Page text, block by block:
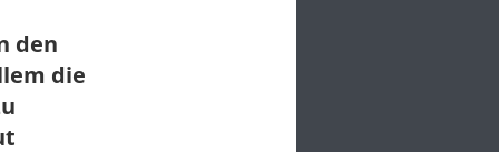
den
die